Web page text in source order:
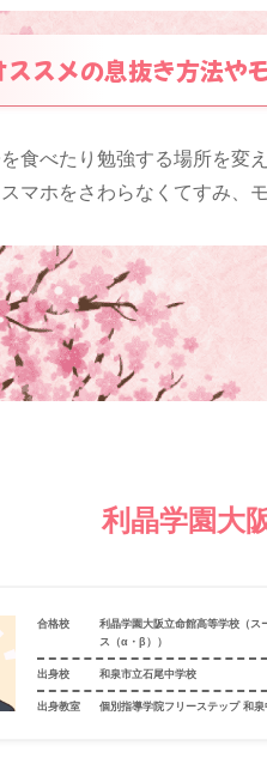
ススメの息抜き方法や
食べたり勉強する場所を変
マホをさわらなくてすみ、
利晶学園大
合格校
利晶学園大阪立命館高等学校（ス
ス（α・β））
出身校 和泉市立石尾中学校
出身教室 個別指導学院フリーステップ 和泉